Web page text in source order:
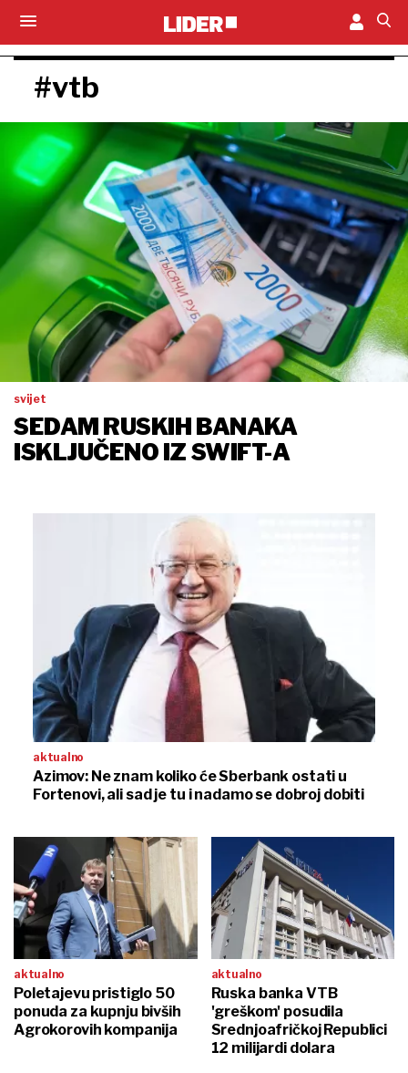
#vtb
svijet
SEDAM RUSKIH BANAKA
ISKLJUČENO IZ SWIFT-A
aktualno
Azimov: Ne znam koliko će Sberbank ostati u
Fortenovi, ali sad je tu i nadamo se dobroj dobiti
aktualno
Poletajevu pristiglo 50
ponuda za kupnju bivših
Agrokorovih kompanija
aktualno
Ruska banka VTB
'greškom' posudila
Srednjoafričkoj Republici
12 milijardi dolara